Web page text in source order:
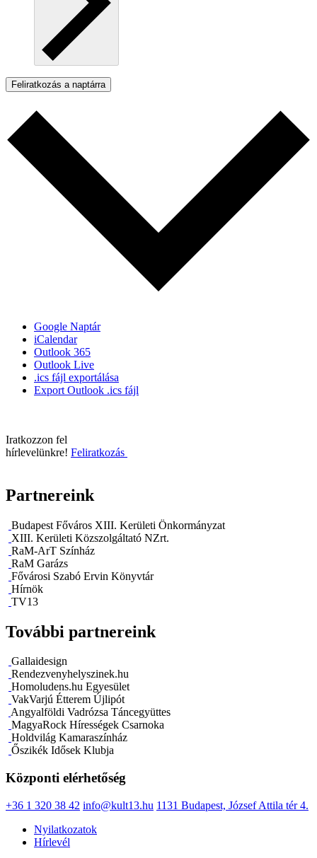
Feliratkozás a naptárra
Google Naptár
iCalendar
Outlook 365
Outlook Live
.ics fájl exportálása
Export Outlook .ics fájl
Iratkozzon fel
hírlevelünkre! Feliratkozás
Partnereink
Budapest Főváros XIII. Kerületi Önkormányzat
XIII. Kerületi Közszolgáltató NZrt.
RaM-ArT Színház
RaM Garázs
Fővárosi Szabó Ervin Könyvtár
Hírnök
TV13
További partnereink
Gallaidesign
Rendezvenyhelyszinek.hu
Homoludens.hu Egyesület
VakVarjú Étterem Újlipót
Angyalföldi Vadrózsa Táncegyüttes
MagyaRock Hírességek Csarnoka
Holdvilág Kamaraszínház
Őszikék Idősek Klubja
Központi elérhetőség
+36 1 320 38 42 info@kult13.hu 1131 Budapest, József Attila tér 4.
Nyilatkozatok
Hírlevél